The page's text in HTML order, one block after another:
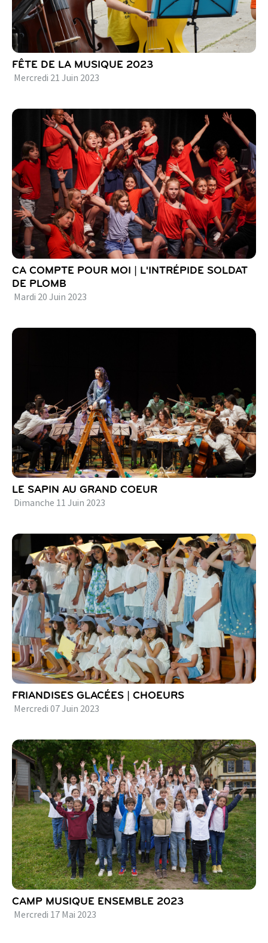
FÊTE DE LA MUSIQUE 2023
Mercredi 21 Juin 2023
CA COMPTE POUR MOI | L'INTRÉPIDE SOLDAT
DE PLOMB
Mardi 20 Juin 2023
LE SAPIN AU GRAND COEUR
Dimanche 11 Juin 2023
FRIANDISES GLACÉES | CHOEURS
Mercredi 07Juin 2023
CAMP MUSIQUE ENSEMBLE 2023
Mercredi 17 Mai 2023